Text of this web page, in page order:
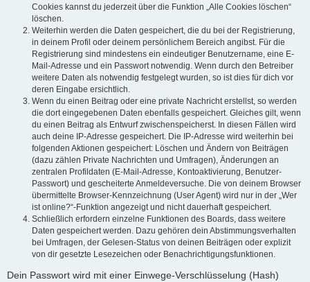
Cookies kannst du jederzeit über die Funktion „Alle Cookies löschen“
löschen.
Weiterhin werden die Daten gespeichert, die du bei der Registrierung,
in deinem Profil oder deinem persönlichem Bereich angibst. Für die
Registrierung sind mindestens ein eindeutiger Benutzername, eine E-
Mail-Adresse und ein Passwort notwendig. Wenn durch den Betreiber
weitere Daten als notwendig festgelegt wurden, so ist dies für dich vor
deren Eingabe ersichtlich.
Wenn du einen Beitrag oder eine private Nachricht erstellst, so werden
die dort eingegebenen Daten ebenfalls gespeichert. Gleiches gilt, wenn
du einen Beitrag als Entwurf zwischenspeicherst. In diesen Fällen wird
auch deine IP-Adresse gespeichert. Die IP-Adresse wird weiterhin bei
folgenden Aktionen gespeichert: Löschen und Ändern von Beiträgen
(dazu zählen Private Nachrichten und Umfragen), Änderungen an
zentralen Profildaten (E-Mail-Adresse, Kontoaktivierung, Benutzer-
Passwort) und gescheiterte Anmeldeversuche. Die von deinem Browser
übermittelte Browser-Kennzeichnung (User Agent) wird nur in der „Wer
ist online?“-Funktion angezeigt und nicht dauerhaft gespeichert.
Schließlich erfordern einzelne Funktionen des Boards, dass weitere
Daten gespeichert werden. Dazu gehören dein Abstimmungsverhalten
bei Umfragen, der Gelesen-Status von deinen Beiträgen oder explizit
von dir gesetzte Lesezeichen oder Benachrichtigungsfunktionen.
Dein Passwort wird mit einer Einwege-Verschlüsselung (Hash)